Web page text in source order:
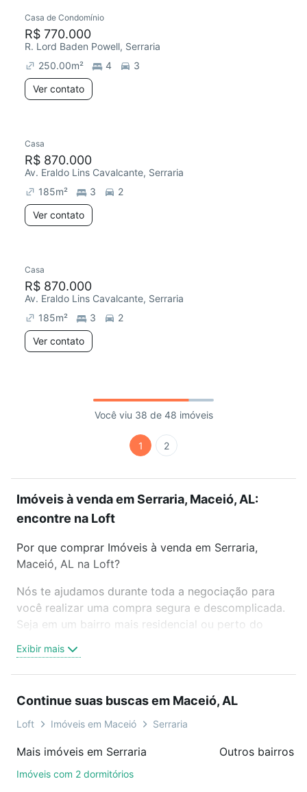
Casa de Condomínio
R$ 770.000
R. Lord Baden Powell, Serraria
250.00m² 4
3
Ver contato
Casa
R$ 870.000
Av. Eraldo Lins Cavalcante, Serraria
185m² 3
2
Ver contato
Casa
R$ 870.000
Av. Eraldo Lins Cavalcante, Serraria
185m² 3
2
Ver contato
Você viu 38 de 48 imóveis
1 2
Imóveis à venda em Serraria, Maceió, AL:
encontre na Loft
Por que comprar Imóveis à venda em Serraria,
Maceió, AL na Loft?
Nós te ajudamos durante toda a negociação para
você realizar uma compra segura e descomplicada.
Seja em um bairro mais residencial ou perto do
oferta ideal de Imóveis à venda em Serraria, Maceió,
AL para conquistar seu sonho. Agende uma visita
compromisso e você ainda conta com mais de 46
mil corretores e imobiliárias te ajudando na compra,
Como escolher um imóvel?
Exibir mais
Continue suas buscas em Maceió, AL
Loft Imóveis em Maceió Serraria
Mais imóveis em Serraria
Imóveis com 2 dormitórios
Outros bairros